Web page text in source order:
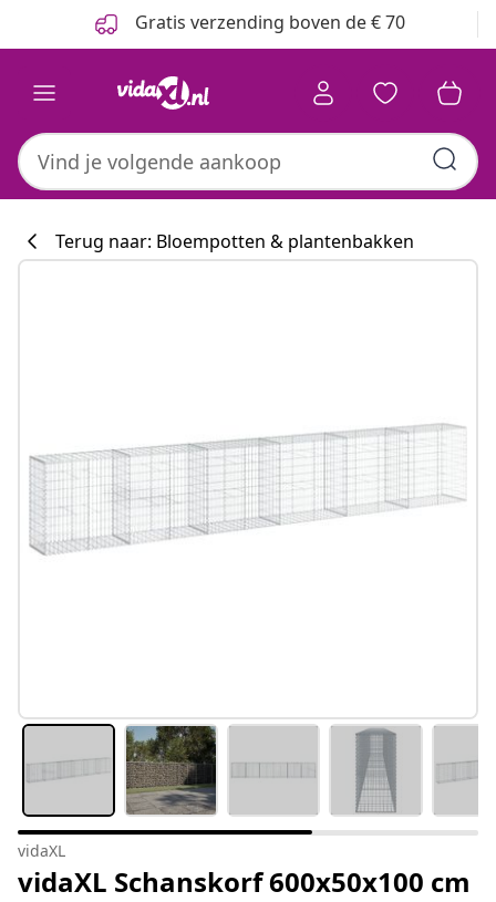
Gratis verzending boven de € 70
Terug naar: Bloempotten & plantenbakken
vidaXL
vidaXL Schanskorf 600x50x100 cm